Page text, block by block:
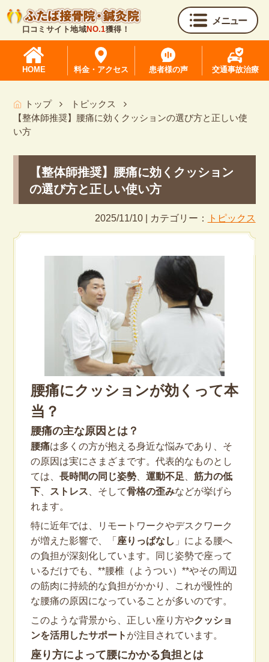
口コミサイト地域NO.1獲得！
メニュー
HOME 料金・アクセス 患者様の声 交通事故治療
トップ
トピックス
【整体師推奨】腰痛に効くクッションの選び方と正しい使
い方
【整体師推奨】腰痛に効くクッション
の選び方と正しい使い方
2025/11/10 | カテゴリー： トピックス
腰痛にクッションが効くって本
当？
腰痛の主な原因とは？
腰痛は多くの方が抱える身近な悩みであり、そ
の原因は実にさまざまです。代表的なものとし
ては、 長時間の同じ姿勢、 運動不足
筋力の低
下、 ストレス 、そして骨格の歪みなどが挙げら
れます。
特に近年では、リモートワークやデスクワーク
が増えた影響で、「座りっぱなし 」による腰へ
の負担が深刻化しています。同じ姿勢で座って
いるだけでも、**腰椎（ようつい）**やその周辺
の筋肉に持続的な負担がかかり、これが慢性的
な腰痛の原因になっていることが多いのです。
このような背景から、正しい座り方やクッショ
ンを活用したサポート が注目されています。
座り方によって腰にかかる負担とは